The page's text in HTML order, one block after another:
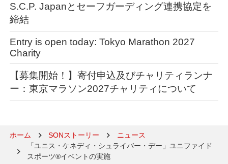
S.C.P. Japanとセーフガーディング連携協定を
締結
Entry is open today: Tokyo Marathon 2027
Charity
【募集開始！】寄付申込及びチャリティランナ
ー：東京マラソン2027チャリティについて
ホーム SONストーリー
ニュース
「ユニス・ケネディ・シュライバー・デー」ユニファイド
スポーツ®イベントの実施